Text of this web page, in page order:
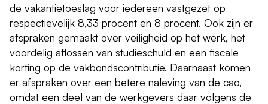
de vakantietoeslag voor iedereen vastgezet op
respectievelijk 8,33 procent en 8 procent. Ook zijn er
afspraken gemaakt over veiligheid op het werk, het
voordelig aflossen van studieschuld en een fiscale
korting op de vakbondscontributie. Daarnaast komen
er afspraken over een betere naleving van de cao,
omdat een deel van de werkgevers daar volgens de